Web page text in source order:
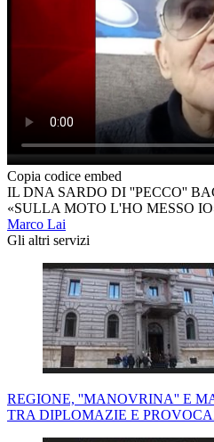
Copia codice embed
IL DNA SARDO DI ''PECCO''
«SULLA MOTO L'HO MESSO
Marco Lai
Gli altri servizi
REGIONE, ''MANOVRINA'' E
TRA DIPLOMAZIE E